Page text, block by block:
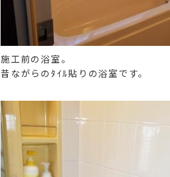
施工前の浴室。
昔ながらのﾀｲﾙ貼りの浴室です。